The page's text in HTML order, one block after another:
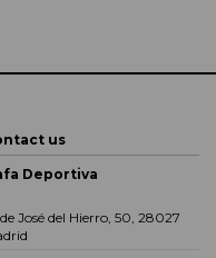
us
Deportiva
José del Hierro, 50, 28027